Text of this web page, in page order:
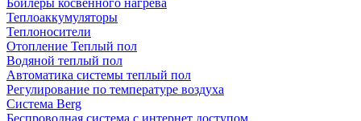
Теплоаккумуляторы
Теплоносители
Отопление Теплый пол
Водяной теплый пол
Автоматика системы теплый пол
Регулирование по температуре воздуха
Система Berg
Беспроводная система с интернет доступом